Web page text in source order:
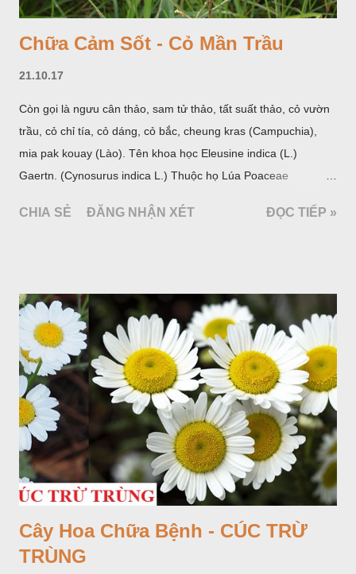
Chữa Cảm Sốt - Cỏ Mần Trầu
21.10.17
Còn gọi là ngưu cân thảo, sam tử thảo, tất suất thảo, cỏ vườn
trầu, cỏ chỉ tía, cỏ dáng, cỏ bắc, cheung kras (Campuchia),
mia pak kouay (Lào). Tên khoa học Eleusine indica (L.)
Gaertn. (Cynosurus indica L.) Thuộc họ Lúa Poaceae
CHIA SẺ ĐĂNG NHẬN XÉT ĐỌC TIẾP »
Cây Hoa Chữa Bệnh - CÚC TRỪ
TRÙNG